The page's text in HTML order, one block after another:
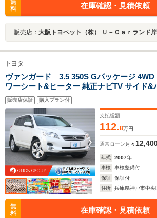
無
料
在庫確認・見積依頼
販売店： 大阪トヨペット（株） Ｕ－Ｃａｒランド
トヨタ
ヴァンガード 3.5 350S Gパッケージ
ワーシート&ヒーター 純正ナビTV サイド&
ー
販売店保証 購入プラン付
支払総額
112.8万円
通常ローン 月々
年式 2007年
車検
車検整備付
保証
保証付
住所
兵庫県神戸市中央
無
料
在庫確認・見積依頼